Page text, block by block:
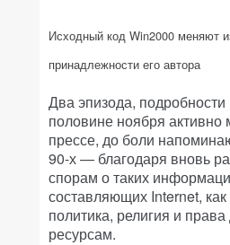
Исходный код Win2000 меняют
принадлежности его автора
Два эпизода,
половине ноября активно
прессе, до боли
90-х — благодаря вновь
спорам о таких
составляющих Internet,
политика, религия и права
ресурсам.